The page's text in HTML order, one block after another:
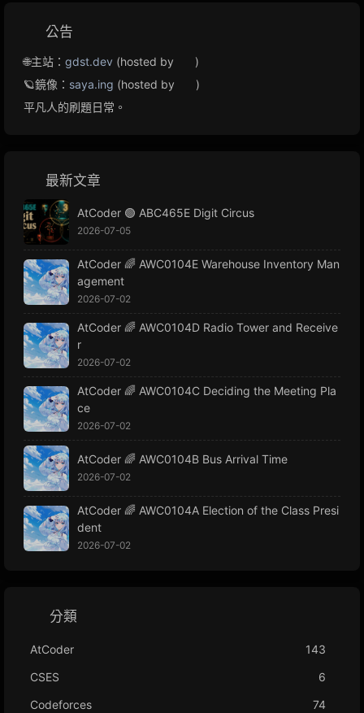
公告
🌐主站： gdst.dev (hosted by
)
🪐鏡像： saya.ing (hosted by
)
平凡人的刷題日常。
最新文章
AtCoder 🟢 ABC465E Digit Circus
2026-07-05
AtCoder 🌈 AWC0104E Warehouse Inventory Man
agement
2026-07-02
AtCoder 🌈 AWC0104D Radio Tower and Receive
r
2026-07-02
AtCoder 🌈 AWC0104C Deciding the Meeting Pla
ce
2026-07-02
AtCoder 🌈 AWC0104B Bus Arrival Time
2026-07-02
AtCoder 🌈 AWC0104A Election of the Class Presi
dent
2026-07-02
分類
AtCoder
143
CSES
6
Codeforces
74